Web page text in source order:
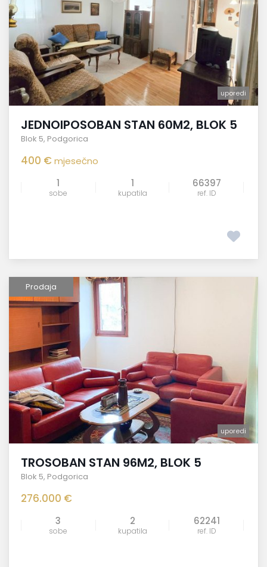
uporedi
JEDNOIPOSOBAN STAN 60M2, BLOK 5
Blok 5, Podgorica
400 €mjesečno
1
sobe
1
kupatila
66397
ref. ID
Prodaja
uporedi
TROSOBAN STAN 96M2, BLOK 5
Blok 5, Podgorica
276.000 €
3
sobe
2
kupatila
62241
ref. ID